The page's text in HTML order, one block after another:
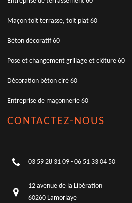
Maçon toit terrasse, toit plat 60
Béton décoratif 60
Pose et changement grillage et clôture 60
Décoration béton ciré 60
Entreprise de maçonnerie 60
CONTACTEZ-NOUS
03 59 28 31 09 - 06 51 33 04 50
12 avenue de la Libération
60260 Lamorlaye